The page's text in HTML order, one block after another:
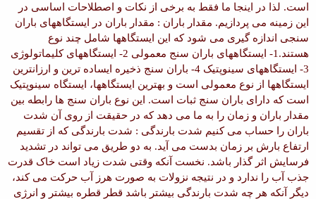
است. لذا در اینجا ما فقط به برخی از نکات و اصطلاحات اساسی در
این زمینه می پردازیم. مقدار باران : مقدار باران در ایستگاههای باران
سنجی اندازه گیری می شود که این ایستگاهها شامل چند نوع
هستند.
1- ایستگاههای باران سنج معمولی 2- ایستگاههای کلیماتولوژی
3- ایستگاههای سینوپتیک 4- باران سنج ذخیره ای
ساده ترین و ارزانترین
ایستگاهها از نوع معمولی است و بهترین ایستگاهها، ایستگاه سینوپتیک
است که دارای باران سنج ثبات است. این نوع باران سنج ها رابطه بین
مقدار باران و زمان را به ما می دهد که در حقیقت از روی آن شدت
باران را حساب می کنیم شدت بارندگی : شدت بارندگی که از تقسیم
ارتفاع بارش بر زمان بدست می آید. به دو طریق می تواند در تشدید
فرسایش اثر گذار باشد. نخست آنکه وقتی شدت زیاد است خاک قدرت
جذب آب را ندارد و در نتیجه نزولات به صورت هرز آب حرکت می کند،
دیگر آنکه هر چه شدت بارندگی بیشتر باشد قطر قطره بیشتر و انرژی